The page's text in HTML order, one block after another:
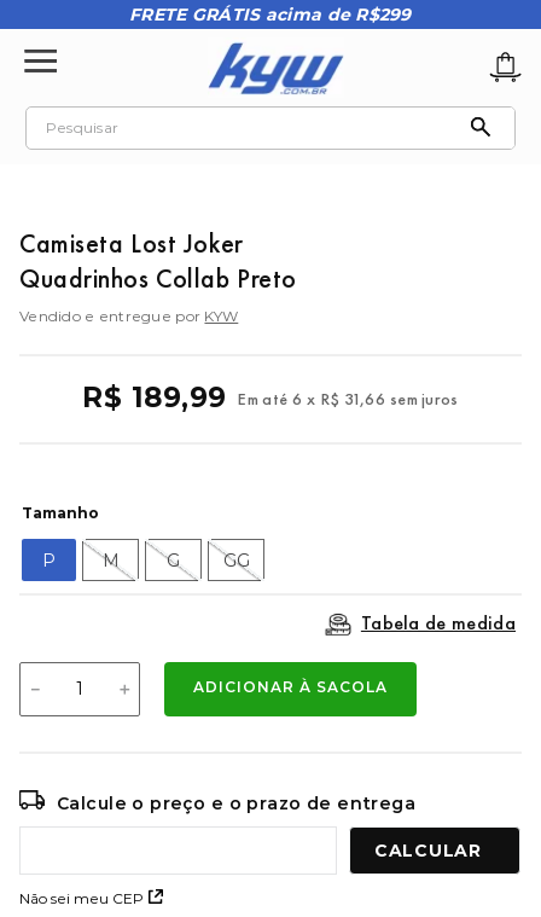
FRETE GRÁTIS acima de R$299
Pesquisar
Camiseta Lost Joker
Quadrinhos Collab Preto
Vendido e entregue por KYW
R$ 189,99 Em até 6 x R$ 31,66 sem juros
Tamanho
P M G GG
Tabela de medida
＋
－ ADICIONAR À SACOLA
Calcule o preço e o prazo de entrega
Não sei meu CEP
2º oakley
kenner
8º regata
9º mochila oakley